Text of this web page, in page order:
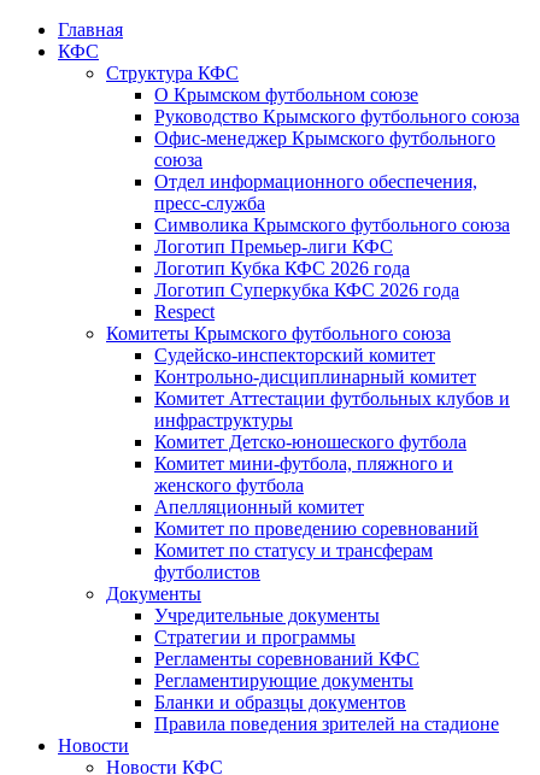
Главная
КФС
Структура КФС
О Крымском футбольном союзе
Руководство Крымского футбольного союза
Офис-менеджер Крымского футбольного
союза
Отдел информационного обеспечения,
пресс-служба
Символика Крымского футбольного союза
Логотип Премьер-лиги КФС
Логотип Кубка КФС 2026 года
Логотип Суперкубка КФС 2026 года
Respect
Комитеты Крымского футбольного союза
Судейско-инспекторский комитет
Контрольно-дисциплинарный комитет
Комитет Аттестации футбольных клубов и
инфраструктуры
Комитет Детско-юношеского футбола
Комитет мини-футбола, пляжного и
женского футбола
Апелляционный комитет
Комитет по проведению соревнований
Комитет по статусу и трансферам
футболистов
Документы
Учредительные документы
Стратегии и программы
Регламенты соревнований КФС
Регламентирующие документы
Бланки и образцы документов
Правила поведения зрителей на стадионе
Новости
Новости КФС